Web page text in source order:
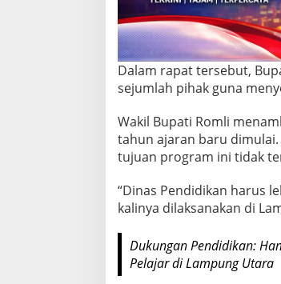
S
e
k
o
l
h
r
a
t
T
a
u
n
A
Dalam rapat tersebut,
sejumlah pihak guna
Wakil Bupati Romli
tahun ajaran baru
tujuan program ini tidak
“Dinas Pendidikan harus
kalinya dilaksanakan di
Dukungan Pendidikan:
Pelajar di Lampung Utara